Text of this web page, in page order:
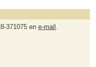
371075 en e-mail .